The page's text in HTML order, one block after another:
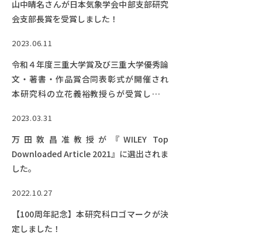
山中晴名さんが日本気象学会中部支部研究
会支部長賞を受賞しました！
2023.06.11
令和４年度三重大学賞及び三重大学優秀論
文・著書・作品賞合同表彰式が開催され
本研究科の立花義裕教授らが受賞しまし
2023.03.31
万田敦昌准教授が『WILEY Top
Downloaded Article 2021』に選出されま
した。
2022.10.27
【100周年記念】本研究科ロゴマークが決
定しました！